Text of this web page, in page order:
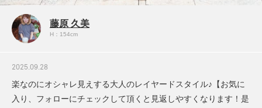
藤原 久美
H：154cm
2025.09.28
楽なのにオシャレ見えする大人のレイヤードスタイル♪【お気に
入り、フォローにチェックして頂くと見返しやすくなります！是